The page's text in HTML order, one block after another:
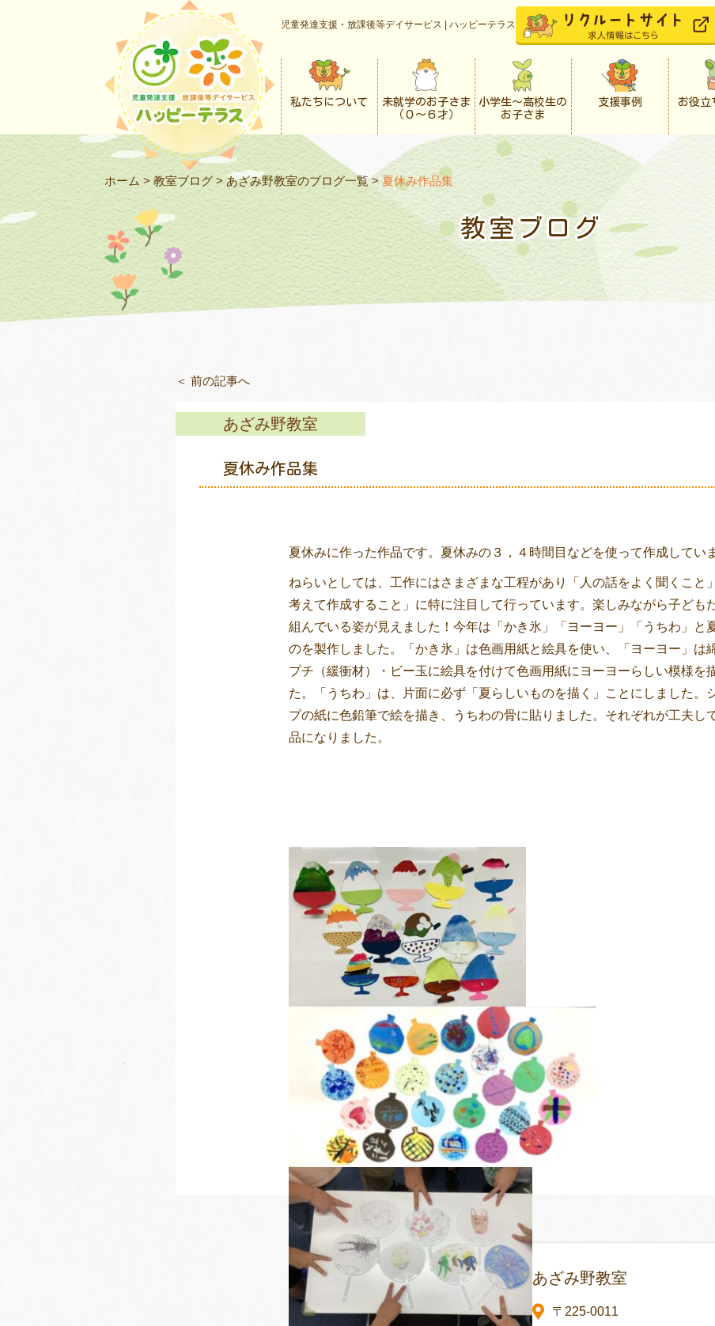
児童発達支援・放課後等デイサービス | ハッピーテラス
私たちについて
未就学のお子さま
（０〜６才）
小学生〜高校生の
お子さま
支援事例 お役立
ホーム > 教室ブログ > あざみ野教室のブログ一覧> 夏休み作品集
教室ブログ
＜ 前の記事へ
あざみ野教室
夏休み作品集
夏休みに作った作品です。夏休みの３，４時間目などを使って作成してい
ねらいとしては、工作にはさまざまな工程があり「人の話をよく聞くこと
考えて作成すること」に特に注目して行っています。楽しみながら子ども
組んでいる姿が見えました！今年は「かき氷」「ヨーヨー」「うちわ」と
のを製作しました。「かき氷」は色画用紙と絵具を使い、「ヨーヨー」は
プチ（緩衝材）・ビー玉に絵具を付けて色画用紙にヨーヨーらしい模様を
た。「うちわ」は、片面に必ず「夏らしいものを描く」ことにしました。
プの紙に色鉛筆で絵を描き、うちわの骨に貼りました。それぞれが工夫し
品になりました。
あざみ野教室
〒225-0011